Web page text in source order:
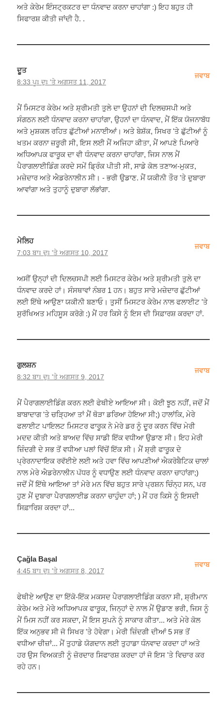
ਅਤੇ ਕੇਰੇਮ ਇੰਸਟ੍ਰਕਟਰ ਦਾ ਧੰਨਵਾਦ ਕਰਨਾ ਚਾਹਾਂਗਾ :) ਇਹ ਬਹੁਤ ਹੀ
ਸਿਫਾਰਸ਼ ਕੀਤੀ ਜਾਂਦੀ ਹੈ. .
ਦੂਤ
8:33 ਪੂਃ ਦੁਃ 'ਤੇ ਅਗਸਤ 11, 2017
ਜਵਾਬ
ਮੈਂ ਮਿਸਟਰ ਕੇਰੇਮ ਅਤੇ ਸ਼੍ਰੀਮਤੀ ਤੁਲੇ ਦਾ ਉਹਨਾਂ ਦੀ ਦਿਲਚਸਪੀ ਅਤੇ
ਸੰਗਠਨ ਲਈ ਧੰਨਵਾਦ ਕਰਨਾ ਚਾਹਾਂਗਾ, ਉਹਨਾਂ ਦਾ ਧੰਨਵਾਦ, ਮੈਂ ਇੱਕ ਯੋਜਨਾਬੱਧ
ਅਤੇ ਮੁਸ਼ਕਲ ਰਹਿਤ ਛੁੱਟੀਆਂ ਮਨਾਈਆਂ। ਅਤੇ ਬੇਸ਼ੱਕ, ਸਿਖਰ 'ਤੇ ਛੁੱਟੀਆਂ ਨੂੰ
ਖਤਮ ਕਰਨਾ ਜ਼ਰੂਰੀ ਸੀ, ਇਸ ਲਈ ਮੈਂ ਅਜਿਹਾ ਕੀਤਾ, ਮੈਂ ਆਪਣੇ ਪਿਆਰੇ
ਅਧਿਆਪਕ ਫਾਰੂਕ ਦਾ ਵੀ ਧੰਨਵਾਦ ਕਰਨਾ ਚਾਹਾਂਗਾ, ਜਿਸ ਨਾਲ ਮੈਂ
ਪੈਰਾਗਲਾਈਡਿੰਗ ਕਰਦੇ ਸਮੇਂ ਡ੍ਰਿੰਕ ਪੀਤੀ ਸੀ, ਸਾਡੇ ਕੋਲ ਤਣਾਅ-ਮੁਕਤ,
ਮਜ਼ੇਦਾਰ ਅਤੇ ਐਡਰੇਨਾਲੀਨ ਸੀ। - ਭਰੀ ਉਡਾਣ. ਮੈਂ ਯਕੀਨੀ ਤੌਰ 'ਤੇ ਦੁਬਾਰਾ
ਆਵਾਂਗਾ ਅਤੇ ਤੁਹਾਨੂੰ ਦੁਬਾਰਾ ਲੱਭਾਂਗਾ.
ਮੇਲਿਹ
7:03 ਬਾਃ ਦੁਃ 'ਤੇ ਅਗਸਤ 10, 2017
ਜਵਾਬ
ਅਸੀਂ ਉਨ੍ਹਾਂ ਦੀ ਦਿਲਚਸਪੀ ਲਈ ਮਿਸਟਰ ਕੇਰੇਮ ਅਤੇ ਸ਼੍ਰੀਮਤੀ ਤੁਲੇ ਦਾ
ਧੰਨਵਾਦ ਕਰਦੇ ਹਾਂ। ਸੰਸਥਾਵਾਂ ਨੰਬਰ 1 ਹਨ। ਬਹੁਤ ਸਾਰੇ ਮਜ਼ੇਦਾਰ ਛੁੱਟੀਆਂ
ਲਈ ਇੱਥੇ ਆਉਣਾ ਯਕੀਨੀ ਬਣਾਓ। ਤੁਸੀਂ ਮਿਸਟਰ ਕੇਰੇਮ ਨਾਲ ਫਲਾਈਟ 'ਤੇ
ਸੁਰੱਖਿਅਤ ਮਹਿਸੂਸ ਕਰੋਗੇ :) ਮੈਂ ਹਰ ਕਿਸੇ ਨੂੰ ਇਸ ਦੀ ਸਿਫ਼ਾਰਸ਼ ਕਰਦਾ ਹਾਂ.
ਗੁਲਸ਼ਨ
8:32 ਬਾਃ ਦੁਃ 'ਤੇ ਅਗਸਤ 9, 2017
ਜਵਾਬ
ਮੈਂ ਪੈਰਾਗਲਾਈਡਿੰਗ ਕਰਨ ਲਈ ਫੇਥੀਏ ਆਇਆ ਸੀ। ਕੋਈ ਝੂਠ ਨਹੀਂ, ਜਦੋਂ ਮੈਂ
ਬਾਬਾਦਾਗ 'ਤੇ ਚੜ੍ਹਿਆ ਤਾਂ ਮੈਂ ਥੋੜਾ ਡਰਿਆ ਹੋਇਆ ਸੀ;) ਹਾਲਾਂਕਿ, ਮੇਰੇ
ਫਲਾਈਟ ਪਾਇਲਟ ਮਿਸਟਰ ਫਾਰੂਕ ਨੇ ਮੇਰੇ ਡਰ ਨੂੰ ਦੂਰ ਕਰਨ ਵਿੱਚ ਮੇਰੀ
ਮਦਦ ਕੀਤੀ ਅਤੇ ਬਾਅਦ ਵਿੱਚ ਸਾਡੀ ਇੱਕ ਵਧੀਆ ਉਡਾਣ ਸੀ। ਇਹ ਮੇਰੀ
ਜ਼ਿੰਦਗੀ ਦੇ ਸਭ ਤੋਂ ਵਧੀਆ ਪਲਾਂ ਵਿੱਚੋਂ ਇੱਕ ਸੀ। ਮੈਂ ਸ਼੍ਰੀ ਫਾਰੂਕ ਦੇ
ਪ੍ਰੇਰਨਾਦਾਇਕ ਰਵੱਈਏ ਲਈ ਅਤੇ ਹਵਾ ਵਿੱਚ ਆਪਣੀਆਂ ਐਕਰੋਬੈਟਿਕ ਚਾਲਾਂ
ਨਾਲ ਮੇਰੇ ਐਡਰੇਨਾਲੀਨ ਪੱਧਰ ਨੂੰ ਵਧਾਉਣ ਲਈ ਧੰਨਵਾਦ ਕਰਨਾ ਚਾਹਾਂਗਾ;)
ਜਦੋਂ ਮੈਂ ਇੱਥੇ ਆਇਆ ਤਾਂ ਮੇਰੇ ਮਨ ਵਿੱਚ ਬਹੁਤ ਸਾਰੇ ਪ੍ਰਸ਼ਨ ਚਿੰਨ੍ਹ ਸਨ, ਪਰ
ਹੁਣ ਮੈਂ ਦੁਬਾਰਾ ਪੈਰਾਗਲਾਈਡ ਕਰਨਾ ਚਾਹੁੰਦਾ ਹਾਂ; ) ਮੈਂ ਹਰ ਕਿਸੇ ਨੂੰ ਇਸਦੀ
ਸਿਫ਼ਾਰਿਸ਼ ਕਰਦਾ ਹਾਂ...
Çağla Başal
4:45 ਬਾਃ ਦੁਃ 'ਤੇ ਅਗਸਤ 8, 2017
ਜਵਾਬ
ਫੇਥੀਏ ਆਉਣ ਦਾ ਇੱਕੋ-ਇੱਕ ਮਕਸਦ ਪੈਰਾਗਲਾਈਡਿੰਗ ਕਰਨਾ ਸੀ, ਸ਼੍ਰੀਮਾਨ
ਕੇਰੇਮ ਅਤੇ ਮੇਰੇ ਅਧਿਆਪਕ ਫਾਰੂਕ, ਜਿਨ੍ਹਾਂ ਦੇ ਨਾਲ ਮੈਂ ਉਡਾਣ ਭਰੀ, ਜਿਸ ਨੂੰ
ਮੈਂ ਮਿਸ ਨਹੀਂ ਕਰ ਸਕਦਾ, ਮੈਂ ਇਸ ਸੁਪਨੇ ਨੂੰ ਸਾਕਾਰ ਕੀਤਾ... ਅਤੇ ਮੇਰੇ ਕੋਲ
ਇੱਕ ਅਨੁਭਵ ਸੀ ਜੋ ਸਿਖਰ 'ਤੇ ਹੋਵੇਗਾ। ਮੇਰੀ ਜ਼ਿੰਦਗੀ ਦੀਆਂ 5 ਸਭ ਤੋਂ
ਵਧੀਆ ਚੀਜ਼ਾਂ... ਮੈਂ ਤੁਹਾਡੇ ਯੋਗਦਾਨ ਲਈ ਤੁਹਾਡਾ ਧੰਨਵਾਦ ਕਰਦਾ ਹਾਂ ਅਤੇ
ਹਰ ਉਸ ਵਿਅਕਤੀ ਨੂੰ ਜ਼ੋਰਦਾਰ ਸਿਫਾਰਸ਼ ਕਰਦਾ ਹਾਂ ਜੋ ਇਸ 'ਤੇ ਵਿਚਾਰ ਕਰ
ਰਹੇ ਹਨ।